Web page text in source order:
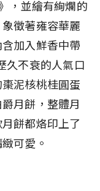
，並繪有絢爛的
徵著雍容華麗
加入鮮香中帶
久不衰的人氣口
泥核桃桂圓蛋
月餅，整體月
餅都烙印上了
可愛。